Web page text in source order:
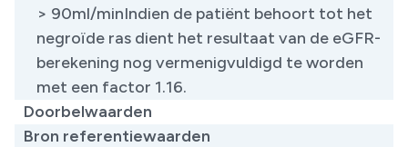
​> 90ml/minIndien de patiënt behoort tot het
negroïde ras dient het resultaat van de eGFR-
berekening nog vermenigvuldigd te worden
met een factor 1.16.
Doorbelwaarden
Bron referentiewaarden